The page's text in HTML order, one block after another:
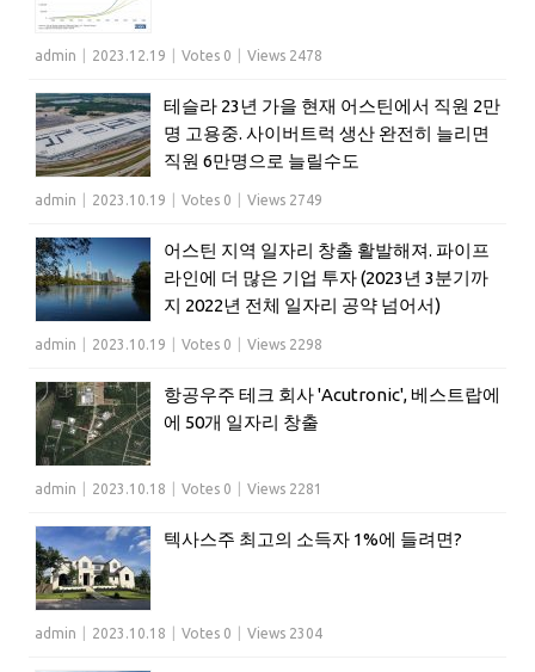
admin 2023.12.19 Votes 0 Views 2478
테슬라 23년 가을 현재 어스틴에서 직원 2만
명 고용중. 사이버트럭 생산 완전히 늘리면
직원 6만명으로 늘릴수도
admin 2023.10.19 Votes 0 Views 2749
어스틴 지역 일자리 창출 활발해져. 파이프
라인에 더 많은 기업 투자 (2023년 3분기까
지 2022년 전체 일자리 공약 넘어서)
admin 2023.10.19 Votes 0 Views 2298
항공우주 테크 회사 'Acutronic', 베스트랍에
에 50개 일자리 창출
admin 2023.10.18 Votes 0 Views 2281
텍사스주 최고의 소득자 1%에 들려면?
admin 2023.10.18 Votes 0 Views 2304